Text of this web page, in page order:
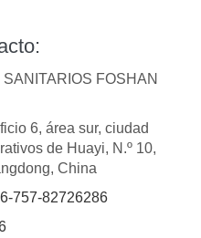
FOSHAN
6, área sur, ciudad
de Huayi, N.º 10,
China
757-82726286